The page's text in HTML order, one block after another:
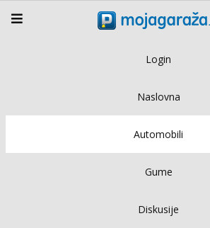
Login
Naslovna
Automobili
Gume
Diskusije